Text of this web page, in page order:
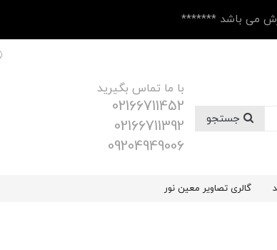
می باشد *******
با ما تماس بگیرید
02166711452
02166711392
09204949006
گالری تصاویر معین نور